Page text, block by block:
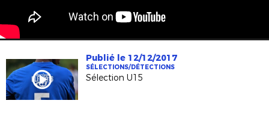
Publié le 12/12/2017
SÉLECTIONS/DÉTECTIONS
Sélection U15